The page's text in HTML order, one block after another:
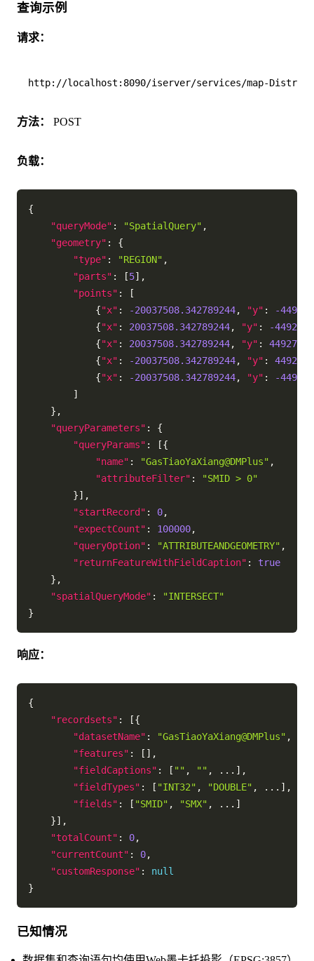
查询示例
请求：
方法： POST
负载：
{
"queryMode" : "SpatialQuery" ,
"geometry" :
{
"type" : "REGION" ,
"parts" : [5] ,
"points" :
[
{"x" : -20037508.342789244, "y" :
-
{"x" : 20037508.342789244, "y" :
-
{"x" : 20037508.342789244, "y" :
{"x" : -20037508.342789244, "y" :
{"x" : -20037508.342789244, "y" :
-
]
} ,
"queryParameters" :
{
"queryParams" : [{
"name" : "GasTiaoYaXiang@DMPlus" ,
"attributeFilter" :
"SMID > 0"
}] ,
"startRecord" : 0,
"expectCount" : 100000,
"queryOption" : "ATTRIBUTEANDGEOMETRY" ,
"returnFeatureWithFieldCaption" :
true
} ,
"spatialQueryMode" :
"INTERSECT"
}
响应：
{
"recordsets" : [{
"datasetName" : "GasTiaoYaXiang@DMPlus" ,
"features" : [ ] ,
"fieldCaptions" : [ "" , "" , ... ] ,
"fieldTypes" : [ "INT32" , "DOUBLE" , ... ] ,
"fields" : [ "SMID" , "SMX" , ... ]
}] ,
"totalCount" : 0,
"currentCount" : 0,
"customResponse" :
null
}
已知情况